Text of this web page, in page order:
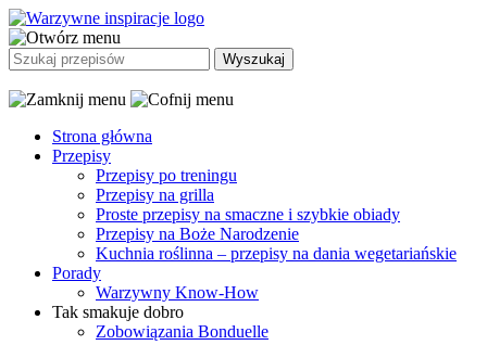
Strona główna
Przepisy
Przepisy po treningu
Przepisy na grilla
Proste przepisy na smaczne i szybkie obiady
Przepisy na Boże Narodzenie
Kuchnia roślinna – przepisy na dania wegetariańskie
Porady
Warzywny Know-How
Tak smakuje dobro
Zobowiązania Bonduelle